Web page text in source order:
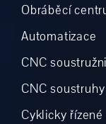
Obráběcí
Automatizace
CNC
CNC soustruhy
Cyklicky